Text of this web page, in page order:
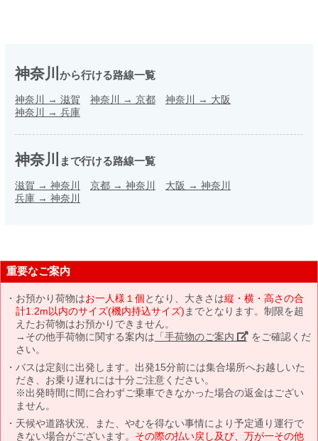
神奈川 から行ける路線一覧
神奈川 → 滋賀 神奈川 → 京都 神奈川 → 大阪
神奈川 → 兵庫
神奈川 まで行ける路線一覧
滋賀 → 神奈川 京都 → 神奈川 大阪 → 神奈川
兵庫 → 神奈川
重要なご案内
お預かり荷物はお一人様１個となり、大きさは縦・横・高さの合
計1.2m以内のサイズ(機内持込サイズ) までとなります。制限を超
えたお荷物はお預かりできません。
→その他手荷物に関する案内は 「手荷物のご案内」 をご確認くだ
さい。
バスは定刻に出発します。出発15分前には集合場所へお越しいた
だき、お乗り遅れには十分ご注意ください。
※出発時間に間に合わずご乗車できなかった場合の返金はござい
ません。
天候や道路状況、また、やむを得ない事情により予定通り運行で
きない場合がございます。 その際の払い戻し及び、万が一その他